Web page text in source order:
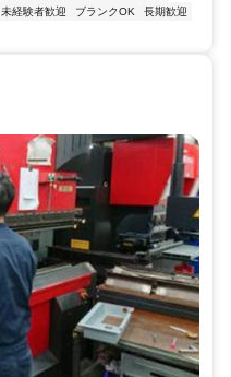
未経験者歓迎 ブランクOK
長期歓迎